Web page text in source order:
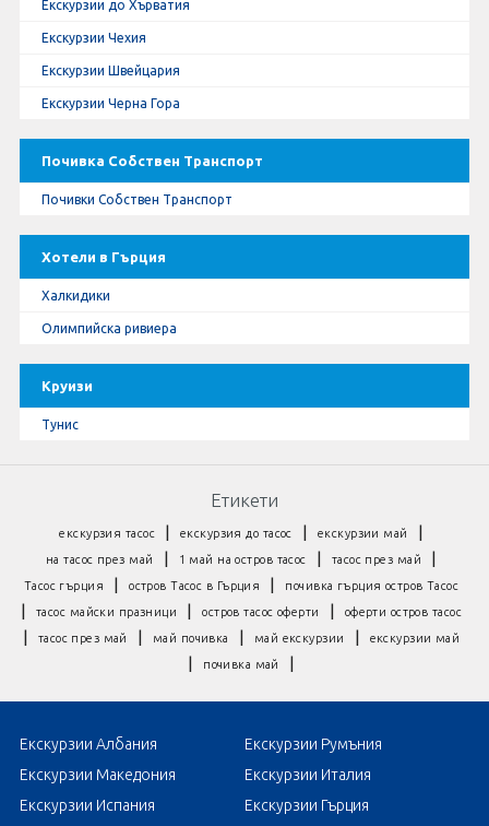
Екскурзии до Хърватия
Екскурзии Чехия
Екскурзии Швейцария
Екскурзии Черна Гора
Почивка Собствен Транспорт
Почивки Собствен Транспорт
Хотели в Гърция
Халкидики
Олимпийска ривиера
Круизи
Тунис
Етикети
екскурзия тасос| екскурзия до тасос | екскурзии май |
на тасос през май | 1 май на остров тасос | тасос през май |
Тасос гърция |остров Тасос в Гърция | почивка гърция остров Тасос
| тасос майски празници |остров тасос оферти | оферти остров тасос
| тасос през май | май почивка | май екскурзии | екскурзии май
| почивка май |
Екскурзии Албания
Екскурзии Румъния
Екскурзии Македония
Екскурзии Италия
Екскурзии Испания
Екскурзии Гърция